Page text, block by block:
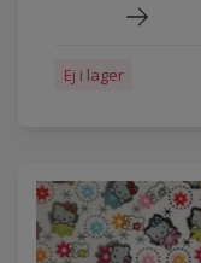
Ej i lager